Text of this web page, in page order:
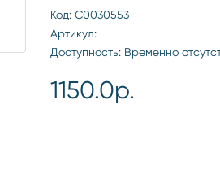
Код: С0030553
Артикул:
Доступность: Временно
1150.0р.